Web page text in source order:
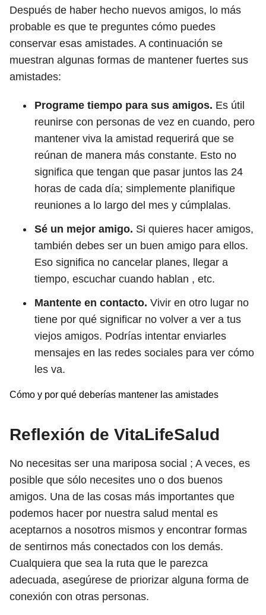
Después de haber hecho nuevos amigos, lo más
probable es que te preguntes cómo puedes
conservar esas amistades. A continuación se
muestran algunas formas de mantener fuertes sus
amistades:
Programe tiempo para sus amigos. Es útil
reunirse con personas de vez en cuando, pero
mantener viva la amistad requerirá que se
reúnan de manera más constante. Esto no
significa que tengan que pasar juntos las 24
horas de cada día; simplemente planifique
reuniones a lo largo del mes y cúmplalas.
Sé un mejor amigo. Si quieres hacer amigos,
también debes ser un buen amigo para ellos.
Eso significa no cancelar planes, llegar a
tiempo, escuchar cuando hablan , etc.
Mantente en contacto. Vivir en otro lugar no
tiene por qué significar no volver a ver a tus
viejos amigos. Podrías intentar enviarles
mensajes en las redes sociales para ver cómo
les va.
Cómo y por qué deberías mantener las amistades
Reflexión de VitaLifeSalud
No necesitas ser una mariposa social ; A veces, es
posible que sólo necesites uno o dos buenos
amigos. Una de las cosas más importantes que
podemos hacer por nuestra salud mental es
aceptarnos a nosotros mismos y encontrar formas
de sentirnos más conectados con los demás.
Cualquiera que sea la ruta que le parezca
adecuada, asegúrese de priorizar alguna forma de
conexión con otras personas.